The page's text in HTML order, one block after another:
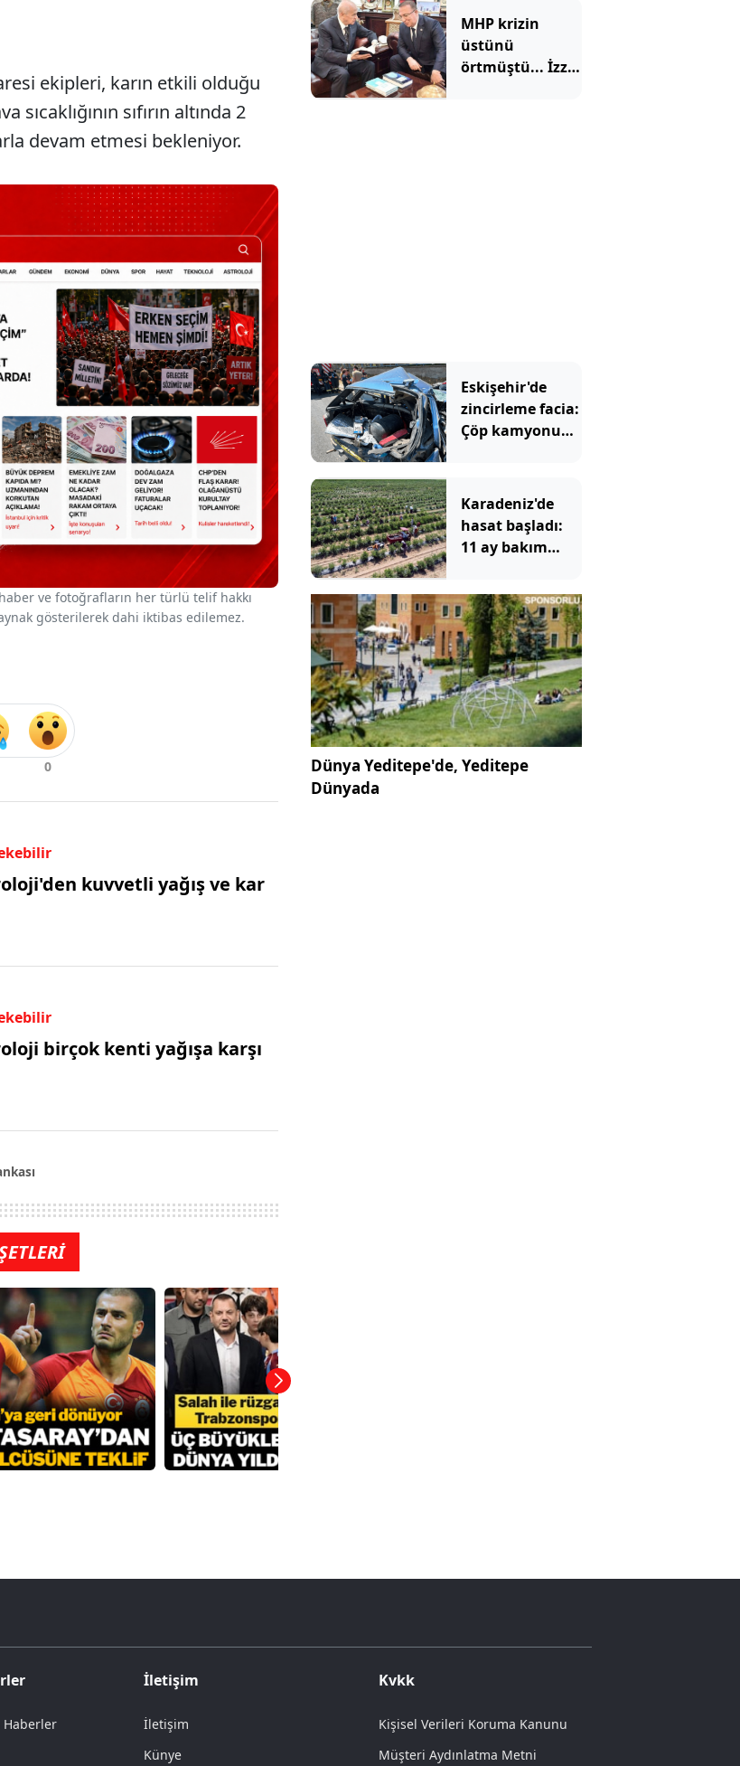
ekipleri, karın etkili olduğu
sıfırın altında 2
devam etmesi bekleniyor.
ve fotoğrafların her türlü telif hakkı
gösterilerek dahi iktibas edilemez.
kuvvetli yağış ve kar
birçok kenti yağışa karşı
MHP krizin
üstünü
örtmüştü... İzzet
Eskişehir'de
zincirleme facia:
Çöp kamyonu
metrelerce
sürükledi
Karadeniz'de
hasat başladı:
11 ay bakım
topluyorlar
Dünya Yeditepe'de, Yeditepe
Dünyada
İletişim
İletişim
Künye
Kvkk
Kişisel Verileri Koruma Kanunu
Müşteri Aydınlatma Metni